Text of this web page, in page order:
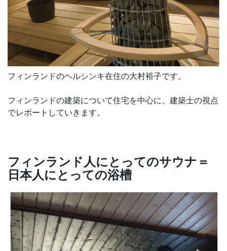
フィンランドのヘルシンキ在住の大村裕子です。
フィンランドの建築について住宅を中心に、建築士の視点
でレポートしていきます。
フィンランド人にとってのサウナ＝
日本人にとっての浴槽